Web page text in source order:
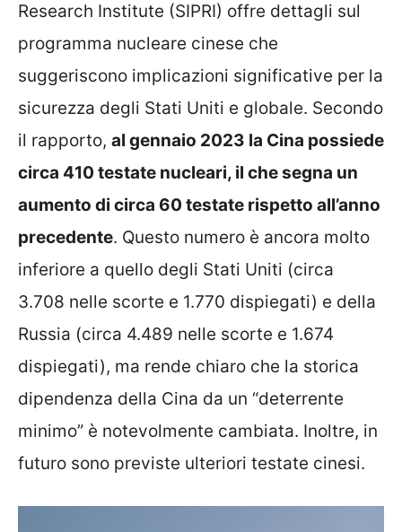
Research Institute (SIPRI) offre dettagli sul
programma nucleare cinese che
suggeriscono implicazioni significative per la
sicurezza degli Stati Uniti e globale. Secondo
il rapporto, al gennaio 2023 la Cina possiede
circa 410 testate nucleari, il che segna un
aumento di circa 60 testate rispetto all’anno
precedente. Questo numero è ancora molto
inferiore a quello degli Stati Uniti (circa
3.708 nelle scorte e 1.770 dispiegati) e della
Russia (circa 4.489 nelle scorte e 1.674
dispiegati), ma rende chiaro che la storica
dipendenza della Cina da un “deterrente
minimo” è notevolmente cambiata. Inoltre, in
futuro sono previste ulteriori testate cinesi.